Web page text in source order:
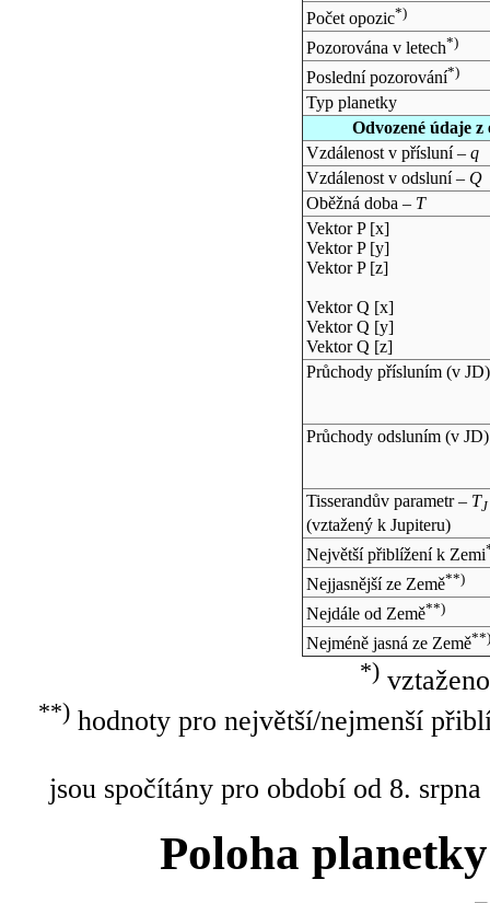
Počet opozic*)
Pozorována v letech*)
Poslední pozorování*)
Typ planetky
Odvozené údaje
Vzdálenost v přísluní – q
Vzdálenost v odsluní – Q
Oběžná doba – T
Vektor P [x]
Vektor P [y]
Vektor P [z]
Vektor Q [x]
Vektor Q [y]
Vektor Q [z]
Průchody přísluním (v JD)
Průchody odsluním (v JD)
Tisserandův parametr – TJ
(vztažený k Jupiteru)
Největší přiblížení k Zemi
Nejjasnější ze Země**)
Nejdále od Země**)
Nejméně jasná ze Země**)
*)
**)hodnoty pro největší/nejmenší
jsou spočítány pro období od 8.
Poloha